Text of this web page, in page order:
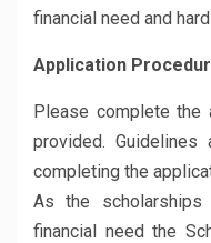
financial need and
Application
Please complete the
provided.
completing the
As the
financial need the